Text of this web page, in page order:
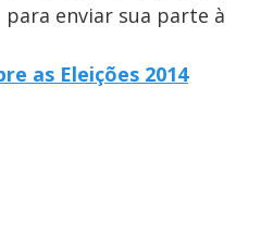
enviar sua parte à
as Eleições 2014